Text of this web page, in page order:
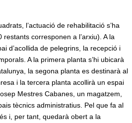
l’actuació de rehabilitació s’ha
corresponen a l’arxiu). A la
d’acollida de pelegrins, la recepció i
A la primera planta s’hi ubicarà
la segona planta es destinarà al
i la tercera planta acollirà un espai
Mestres Cabanes, un magatzem,
tècnics administratius. Pel que fa al
i, per tant, quedarà obert a la